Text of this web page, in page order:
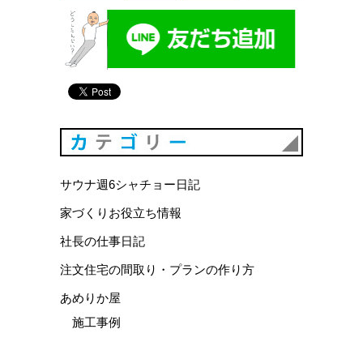
サウナ週6シャチョー日記
家づくりお役立ち情報
社長の仕事日記
注文住宅の間取り・プランの作り方
あめりか屋
施工事例